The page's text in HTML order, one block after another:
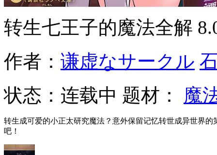
转生七王子的魔法全解
作者： 谦虚なサークル
状态： 连载中 题材： 魔
转生成可爱的小正太研究魔法？意外保留记忆转世成异世界
吧！